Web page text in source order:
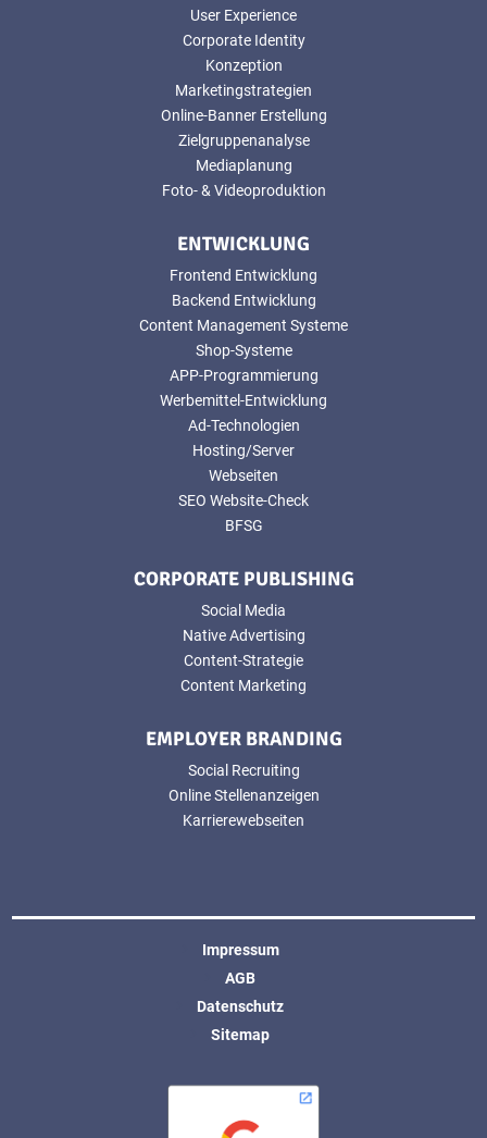
User Experience
Corporate Identity
Konzeption
Marketingstrategien
Online-Banner Erstellung
Zielgruppenanalyse
Mediaplanung
Foto- & Videoproduktion
ENTWICKLUNG
Frontend Entwicklung
Backend Entwicklung
Content Management Systeme
Shop-Systeme
APP-Programmierung
Werbemittel-Entwicklung
Ad-Technologien
Hosting/Server
Webseiten
SEO Website-Check
BFSG
CORPORATE PUBLISHING
Social Media
Native Advertising
Content-Strategie
Content Marketing
EMPLOYER BRANDING
Social Recruiting
Online Stellenanzeigen
Karrierewebseiten
Impressum
AGB
Datenschutz
Sitemap